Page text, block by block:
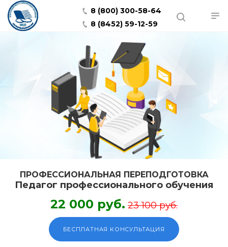
8 (800) 300-58-64
8 (8452) 59-12-59
ПРОФЕССИОНАЛЬНАЯ ПЕРЕПОДГОТОВКА
Педагог профессионального обучения
22 000 руб. 23 100 руб.
БЕСПЛАТНАЯ КОНСУЛЬТАЦИЯ